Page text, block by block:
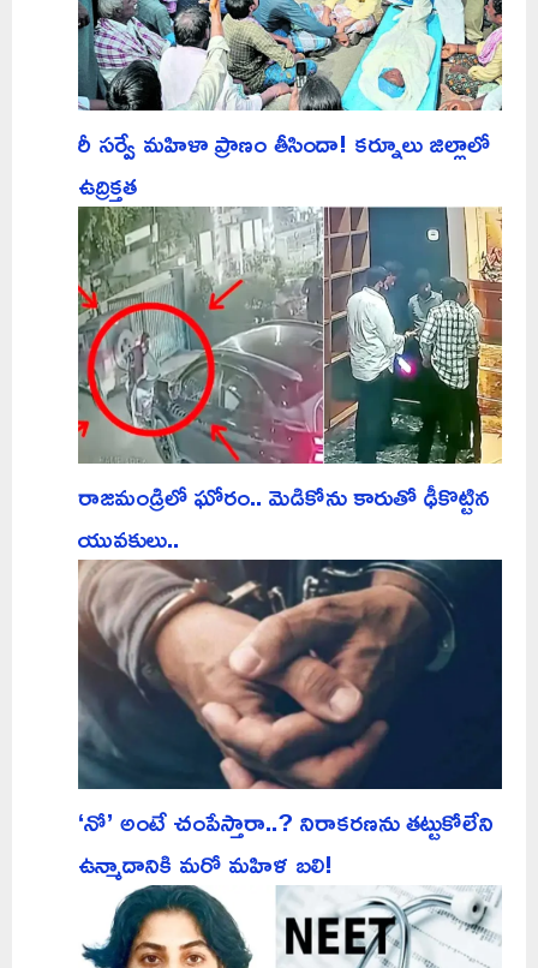
రీ సర్వే మహిళా ప్రాణం తీసిందా! కర్నూలు జిల్లాలో
ఉద్రిక్తత
రాజమండ్రిలో ఘోరం.. మెడికోను కారుతో ఢీకొట్టిన
యువకులు..
‘నో’ అంటే చంపేస్తారా..? నిరాకరణను తట్టుకోలేని
ఉన్మాదానికి మరో మహిళ బలి!